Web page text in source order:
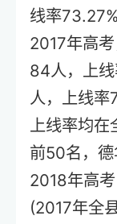
线率
2017年高
84人，上
人，上线率
上线率均在
前50名，德
2018年高考
(2017年全